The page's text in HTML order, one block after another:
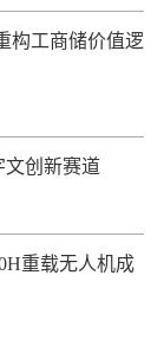
构工商储价值逻
文创新赛道
重载无人机成